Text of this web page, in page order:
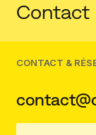
Contact
CONTACT &